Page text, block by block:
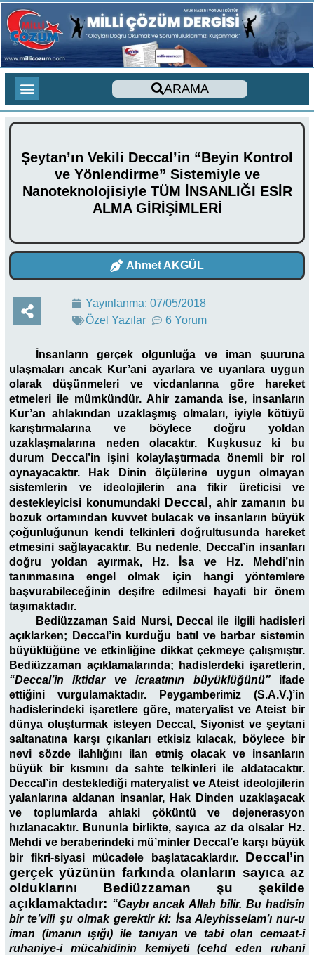
ARAMA
Şeytan’ın Vekili Deccal’in “Beyin Kontrol
ve Yönlendirme” Sistemiyle ve
Nanoteknolojisiyle TÜM İNSANLIĞI ESİR
ALMA GİRİŞİMLERİ
Ahmet AKGÜL
Yayınlanma: 07/05/2018
Özel Yazılar
6 Yorum
İnsanların gerçek olgunluğa ve iman şuuruna
ulaşmaları ancak Kur’ani ayarlara ve uyarılara uygun
olarak düşünmeleri ve vicdanlarına göre hareket
etmeleri ile mümkündür. Ahir zamanda ise, insanların
Kur’an ahlakından uzaklaşmış olmaları, iyiyle kötüyü
karıştırmalarına ve böylece doğru yoldan
uzaklaşmalarına neden olacaktır. Kuşkusuz ki bu
durum Deccal’in işini kolaylaştırmada önemli bir rol
oynayacaktır. Hak Dinin ölçülerine uygun olmayan
sistemlerin ve ideolojilerin ana fikir üreticisi ve
destekleyicisi konumundaki Deccal, ahir zamanın bu
bozuk ortamından kuvvet bulacak ve insanların büyük
çoğunluğunun kendi telkinleri doğrultusunda hareket
etmesini sağlayacaktır. Bu nedenle, Deccal’in insanları
doğru yoldan ayırmak, Hz. İsa ve Hz. Mehdi’nin
tanınmasına engel olmak için hangi yöntemlere
başvurabileceğinin deşifre edilmesi hayati bir önem
taşımaktadır.
Bediüzzaman Said Nursi, Deccal ile ilgili hadisleri
açıklarken; Deccal’in kurduğu batıl ve barbar sistemin
büyüklüğüne ve etkinliğine dikkat çekmeye çalışmıştır.
Bediüzzaman açıklamalarında; hadislerdeki işaretlerin,
“Deccal’in iktidar ve icraatının büyüklüğünü”ifade
ettiğini vurgulamaktadır. Peygamberimiz (S.A.V.)’in
hadislerindeki işaretlere göre, materyalist ve Ateist bir
dünya oluşturmak isteyen Deccal, Siyonist ve şeytani
saltanatına karşı çıkanları etkisiz kılacak, böylece bir
nevi sözde ilahlığını ilan etmiş olacak ve insanların
büyük bir kısmını da sahte telkinleri ile aldatacaktır.
Deccal’in desteklediği materyalist ve Ateist ideolojilerin
yalanlarına aldanan insanlar, Hak Dinden uzaklaşacak
ve toplumlarda ahlaki çöküntü ve dejenerasyon
hızlanacaktır. Bununla birlikte, sayıca az da olsalar Hz.
Mehdi ve beraberindeki mü’minler Deccal’e karşı büyük
bir fikri-siyasi mücadele başlatacaklardır. Deccal’in
gerçek yüzünün farkında olanların sayıca az
olduklarını Bediüzzaman şu şekilde
açıklamaktadır: “Gaybı ancak Allah bilir. Bu hadisin
bir te’vili şu olmak gerektir ki: İsa Aleyhisselam’ı nur-u
iman (imanın ışığı) ile tanıyan ve tabi olan cemaat-i
ruhaniye-i mücahidinin kemiyeti (cehd eden ruhani